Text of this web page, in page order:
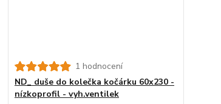
1 hodnocení
ND_ duše do kolečka kočárku 60x230 -
nízkoprofil - vyh.ventilek